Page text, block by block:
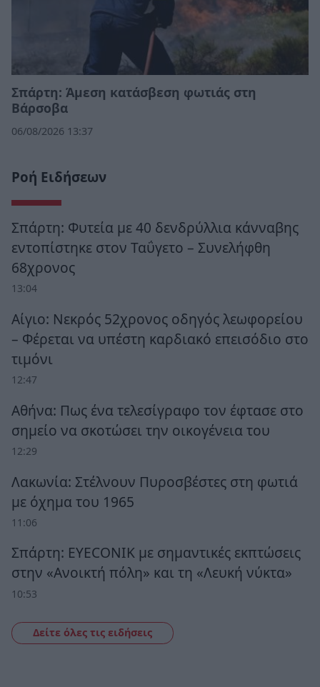
Σπάρτη: Άμεση κατάσβεση φωτιάς στη
Βάρσοβα
06/08/2026 13:37
Ροή Ειδήσεων
Σπάρτη: Φυτεία με 40 δενδρύλλια κάνναβης
εντοπίστηκε στον Ταΰγετο – Συνελήφθη
68χρονος
13:04
Αίγιο: Νεκρός 52χρονος οδηγός λεωφορείου
– Φέρεται να υπέστη καρδιακό επεισόδιο στο
τιμόνι
12:47
Αθήνα: Πως ένα τελεσίγραφο τον έφτασε στο
σημείο να σκοτώσει την οικογένεια του
12:29
Λακωνία: Στέλνουν Πυροσβέστες στη φωτιά
με όχημα του 1965
11:06
Σπάρτη: EYECONIK με σημαντικές εκπτώσεις
στην «Ανοικτή πόλη» και τη «Λευκή νύκτα»
10:53
Δείτε όλες τις ειδήσεις